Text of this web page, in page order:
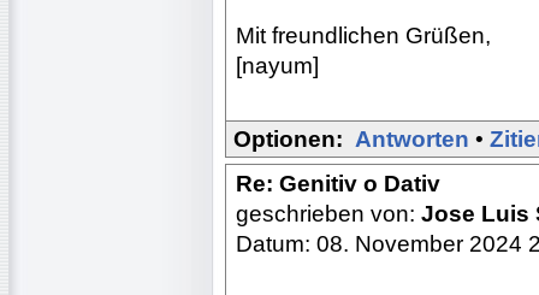
Mit freundlichen Grüßen,
[nayum]
Optionen: Antworten •
Re: Genitiv o Dativ
geschrieben von: Jose Luis
Datum: 08. November 2024